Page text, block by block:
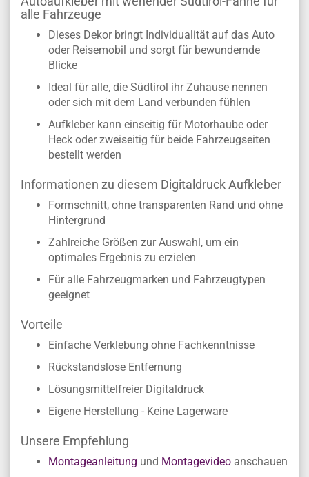
Autoaufkleber mit wehender Südtirol-Fahne für
alle Fahrzeuge
oder Reisemobil und sorgt für bewundernde
Blicke
Ideal für alle, die Südtirol ihr Zuhause nennen
oder sich mit dem Land verbunden fühlen
Heck oder zweiseitig für beide Fahrzeugseiten
bestellt werden
Informationen zu diesem Digitaldruck Aufkleber
Formschnitt, ohne transparenten Rand und ohne
Hintergrund
Zahlreiche Größen zur Auswahl, um ein
optimales Ergebnis zu erzielen
Für alle Fahrzeugmarken und Fahrzeugtypen
geeignet
Vorteile
Einfache Verklebung ohne Fachkenntnisse
Rückstandslose Entfernung
Lösungsmittelfreier Digitaldruck
Eigene Herstellung - Keine Lagerware